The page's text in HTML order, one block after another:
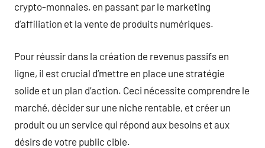
crypto-monnaies, en passant par le marketing
d’affiliation et la vente de produits numériques.
Pour réussir dans la création de revenus passifs en
ligne, il est crucial d’mettre en place une stratégie
solide et un plan d’action. Ceci nécessite comprendre le
marché, décider sur une niche rentable, et créer un
produit ou un service qui répond aux besoins et aux
désirs de votre public cible.